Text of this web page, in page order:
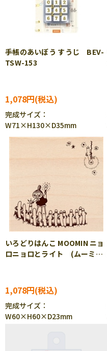
手帳のあいぼう すうじ BEV-
TSW-153
1,078円
完成サイズ：
W71×H130×D35mm
いろどりはんこ MOOMIN ニョ
ロニョロとライト (ムーミ
1,078円
完成サイズ：
W60×H60×D23mm